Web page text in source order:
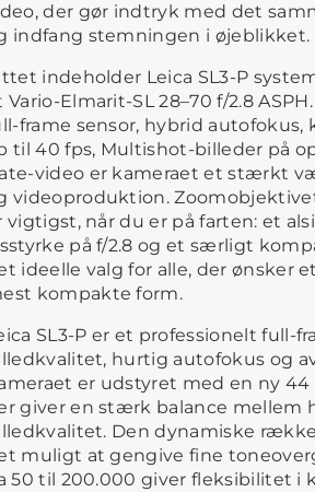
der gør indtryk med det
indfang stemningen i øjeblikket.
indeholder Leica SL3-P
Vario-Elmarit-SL 28–70 f/2.8
frame sensor, hybrid
til 40 fps, Multishot-billeder på
video er kameraet et stærkt
videoproduktion.
vigtigst, når du er på farten: et
på f/2.8 og et særligt
ideelle valg for alle, der ønsker
kompakte form.
SL3-P er et professionelt full-
hurtig autofokus og
er udstyret med en ny 44
giver en stærk balance mellem
Den dynamiske
muligt at gengive fine
50 til 200.000 giver fleksibilitet i